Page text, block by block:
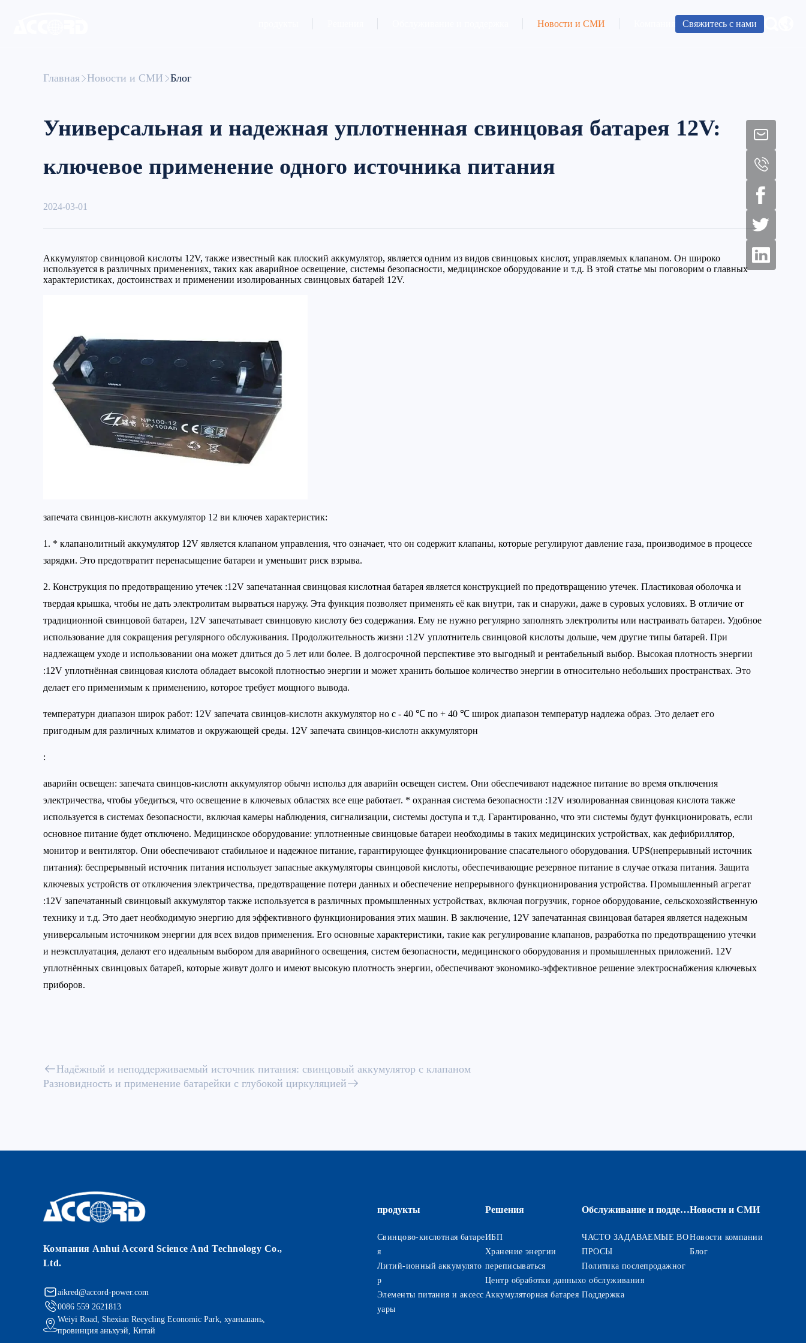
Новости и СМИ Свяжитесь с нами
Главная Новости и СМИ Блог
Универсальная и надежная уплотненная свинцовая батарея 12V:
ключевое применение одного источника питания
2024-03-01
Аккумулятор свинцовой кислоты 12V, также известный как плоский аккумулятор, является одним из видов свинцовых кислот, управляемых клапаном. Он широко
используется в различных применениях, таких как аварийное освещение, системы безопасности, медицинское оборудование и т.д. В этой статье мы поговорим о главных
характеристиках, достоинствах и применении изолированных свинцовых батарей 12V.
запечата свинцов-кислотн аккумулятор 12 ви ключев характеристик:
1. * клапанолитный аккумулятор 12V является клапаном управления, что означает, что он содержит клапаны, которые регулируют давление газа, производимое в процессе
зарядки. Это предотвратит перенасыщение батареи и уменьшит риск взрыва.
2. Конструкция по предотвращению утечек :12V запечатанная свинцовая кислотная батарея является конструкцией по предотвращению утечек. Пластиковая оболочка и
твердая крышка, чтобы не дать электролитам вырваться наружу. Эта функция позволяет применять её как внутри, так и снаружи, даже в суровых условиях. В отличие от
традиционной свинцовой батареи, 12V запечатывает свинцовую кислоту без содержания. Ему не нужно регулярно заполнять электролиты или настраивать батареи. Удобное
использование для сокращения регулярного обслуживания. Продолжительность жизни :12V уплотнитель свинцовой кислоты дольше, чем другие типы батарей. При
надлежащем уходе и использовании она может длиться до 5 лет или более. В долгосрочной перспективе это выгодный и рентабельный выбор. Высокая плотность энергии
:12V уплотнённая свинцовая кислота обладает высокой плотностью энергии и может хранить большое количество энергии в относительно небольших пространствах. Это
делает его применимым к применению, которое требует мощного вывода.
температурн диапазон широк работ: 12V запечата свинцов-кислотн аккумулятор но с - 40 ℃ по + 40 ℃ широк диапазон температур надлежа образ. Это делает его
пригодным для различных климатов и окружающей среды. 12V запечата свинцов-кислотн аккумуляторн
:
аварийн освещен: запечата свинцов-кислотн аккумулятор обычн использ для аварийн освещен систем. Они обеспечивают надежное питание во время отключения
электричества, чтобы убедиться, что освещение в ключевых областях все еще работает. * охранная система безопасности :12V изолированная свинцовая кислота также
используется в системах безопасности, включая камеры наблюдения, сигнализации, системы доступа и т.д. Гарантированно, что эти системы будут функционировать, если
основное питание будет отключено. Медицинское оборудование: уплотненные свинцовые батареи необходимы в таких медицинских устройствах, как дефибриллятор,
монитор и вентилятор. Они обеспечивают стабильное и надежное питание, гарантирующее функционирование спасательного оборудования. UPS(непрерывный источник
питания): беспрерывный источник питания использует запасные аккумуляторы свинцовой кислоты, обеспечивающие резервное питание в случае отказа питания. Защита
ключевых устройств от отключения электричества, предотвращение потери данных и обеспечение непрерывного функционирования устройства. Промышленный агрегат
:12V запечатанный свинцовый аккумулятор также используется в различных промышленных устройствах, включая погрузчик, горное оборудование, сельскохозяйственную
технику и т.д. Это дает необходимую энергию для эффективного функционирования этих машин. В заключение, 12V запечатанная свинцовая батарея является надежным
универсальным источником энергии для всех видов применения. Его основные характеристики, такие как регулирование клапанов, разработка по предотвращению утечки
и неэксплуатация, делают его идеальным выбором для аварийного освещения, систем безопасности, медицинского оборудования и промышленных приложений. 12V
уплотнённых свинцовых батарей, которые живут долго и имеют высокую плотность энергии, обеспечивают экономико-эффективное решение электроснабжения ключевых
приборов.
Надёжный и неподдерживаемый источник питания: свинцовый аккумулятор с клапаном
Разновидность и применение батарейки с глубокой циркуляцией
Компания Anhui Accord Science And Technology Co.,
Ltd.
aikred@accord-power.com
0086 559 2621813
Weiyi Road, Shexian Recycling Economic Park, хуаньшань,
провинция аньхуэй, Китай
продукты
Свинцово-кислотная батаре
я
Литий-ионный аккумулято
р
Элементы питания и аксесс
уары
Решения
ИБП
Хранение энергии
переписываться
Центр обработки данных
Аккумуляторная батарея
Обслуживание и поддержка
ЧАСТО ЗАДАВАЕМЫЕ ВО
ПРОСЫ
Политика послепродажног
о обслуживания
Поддержка
Новости и СМИ
Новости компании
Блог